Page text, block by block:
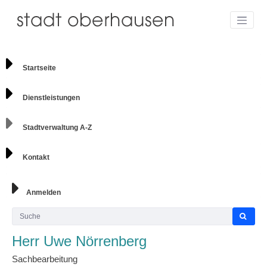
Startseite
Dienstleistungen
Stadtverwaltung A-Z
Kontakt
Anmelden
Herr Uwe Nörrenberg
Sachbearbeitung